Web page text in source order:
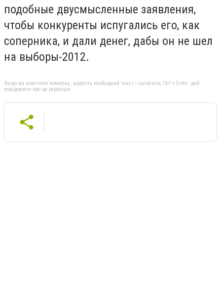
подобные двусмысленные заявления,
чтобы конкуренты испугались его, как
соперника, и дали денег, дабы он не шел
на выборы-2012.
Якщо ви помітили помилку, виділіть необхідний текст і натисніть Ctrl + Enter, щоб
повідомити про це редакцію